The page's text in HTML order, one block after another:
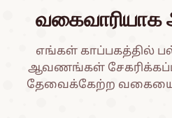
எங்கள் காப்பகத்தில்
ஆவணங்கள்
தேவைக்கேற்ற